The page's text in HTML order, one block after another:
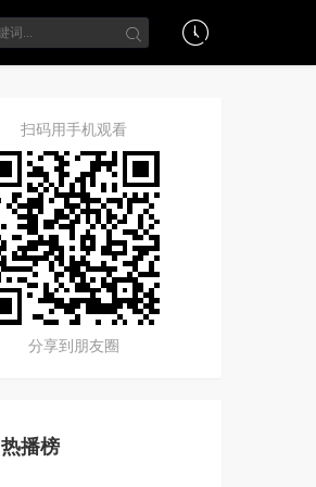
扫码用手机观看
分享到朋友圈
热播榜